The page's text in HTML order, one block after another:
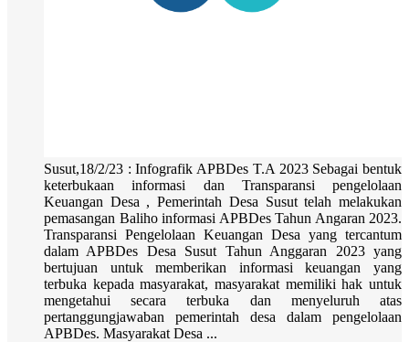
Susut,18/2/23 : Infografik APBDes T.A 2023 Sebagai bentuk
keterbukaan informasi dan Transparansi pengelolaan
Keuangan Desa , Pemerintah Desa Susut telah melakukan
pemasangan Baliho informasi APBDes Tahun Angaran 2023.
Transparansi Pengelolaan Keuangan Desa yang tercantum
dalam APBDes Desa Susut Tahun Anggaran 2023 yang
bertujuan untuk memberikan informasi keuangan yang
terbuka kepada masyarakat, masyarakat memiliki hak untuk
mengetahui secara terbuka dan menyeluruh atas
pertanggungjawaban pemerintah desa dalam pengelolaan
APBDes. Masyarakat Desa ...